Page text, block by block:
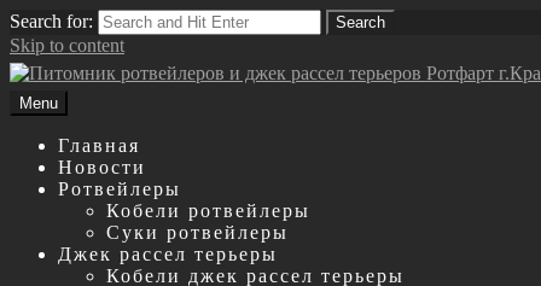
Search for: Search
Skip to content
Menu
Главная
Новости
Ротвейлеры
Кобели ротвейлеры
Суки ротвейлеры
Джек рассел терьеры
Кобели джек рассел терьеры